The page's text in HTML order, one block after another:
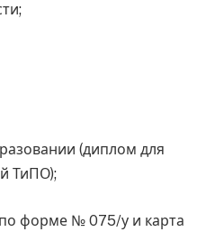
(диплом для
ТиПО);
форме № 075/у и карта